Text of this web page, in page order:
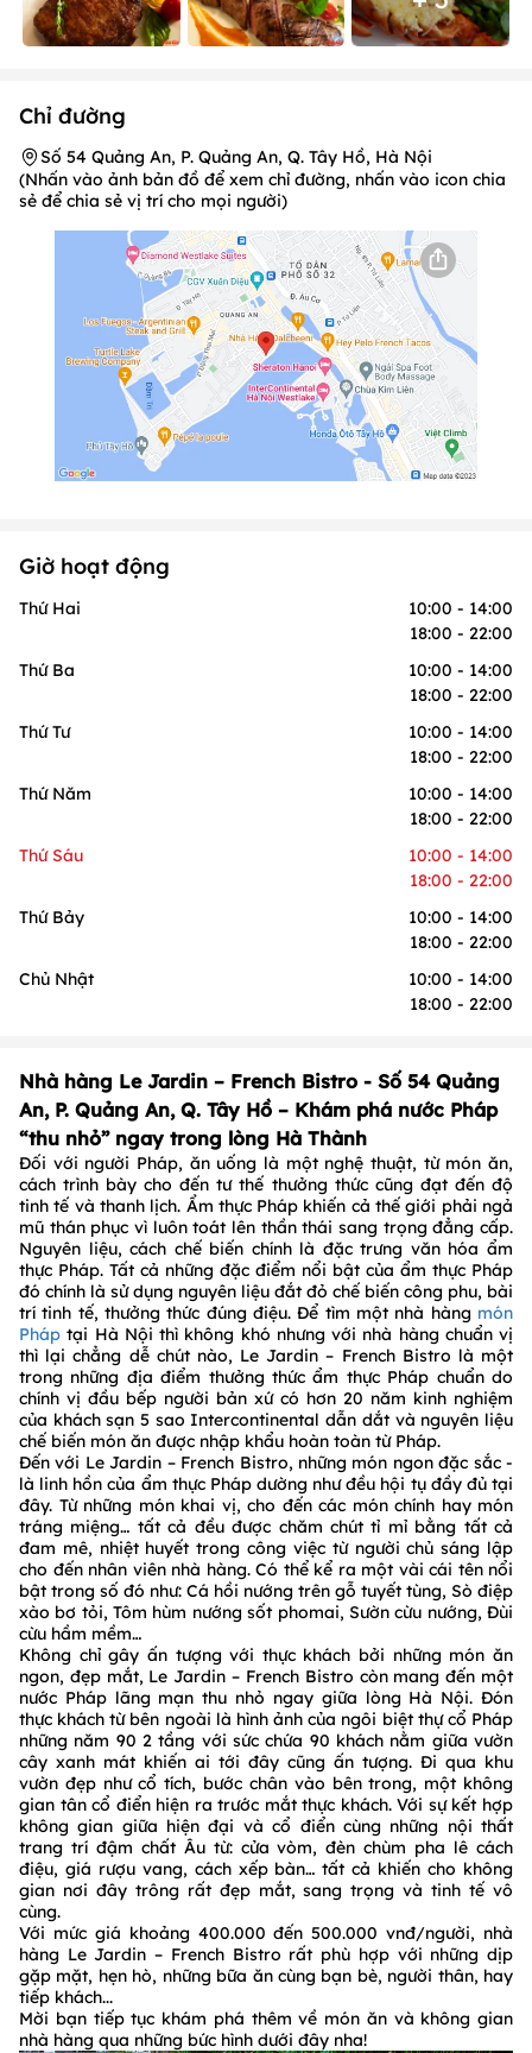
Chỉ đường
Số 54 Quảng An, P. Quảng An, Q. Tây Hồ, Hà Nội
(Nhấn vào ảnh bản đồ để xem chỉ đường, nhấn vào icon chia
sẻ để chia sẻ vị trí cho mọi người)
Giờ hoạt động
Thứ Hai
10:00 - 14:00
18:00 - 22:00
Thứ Ba
10:00 - 14:00
18:00 - 22:00
Thứ Tư
10:00 - 14:00
18:00 - 22:00
Thứ Năm
10:00 - 14:00
18:00 - 22:00
Thứ Sáu
10:00 - 14:00
18:00 - 22:00
Thứ Bảy
10:00 - 14:00
18:00 - 22:00
Chủ Nhật
10:00 - 14:00
18:00 - 22:00
Nhà hàng Le Jardin – French Bistro - Số 54 Quảng
An, P. Quảng An, Q. Tây Hồ – Khám phá nước Pháp
“thu nhỏ” ngay trong lòng Hà Thành
Đối với người Pháp, ăn uống là một nghệ thuật, từ món ăn,
cách trình bày cho đến tư thế thưởng thức cũng đạt đến độ
tinh tế và thanh lịch. Ẩm thực Pháp khiến cả thế giới phải ngả
mũ thán phục vì luôn toát lên thần thái sang trọng đẳng cấp.
Nguyên liệu, cách chế biến chính là đặc trưng văn hóa ẩm
thực Pháp. Tất cả những đặc điểm nổi bật của ẩm thực Pháp
đó chính là sử dụng nguyên liệu đắt đỏ chế biến công phu, bài
trí tinh tế, thưởng thức đúng điệu. Để tìm một nhà hàng món
Pháp tại Hà Nội thì không khó nhưng với nhà hàng chuẩn vị
thì lại chẳng dễ chút nào, Le Jardin – French Bistro là một
trong những địa điểm thưởng thức ẩm thực Pháp chuẩn do
chính vị đầu bếp người bản xứ có hơn 20 năm kinh nghiệm
của khách sạn 5 sao Intercontinental dẫn dắt và nguyên liệu
chế biến món ăn được nhập khẩu hoàn toàn từ Pháp.
Đến với Le Jardin – French Bistro, những món ngon đặc sắc -
là linh hồn của ẩm thực Pháp dường như đều hội tụ đầy đủ tại
đây. Từ những món khai vị, cho đến các món chính hay món
tráng miệng… tất cả đều được chăm chút tỉ mỉ bằng tất cả
đam mê, nhiệt huyết trong công việc từ người chủ sáng lập
cho đến nhân viên nhà hàng. Có thể kể ra một vài cái tên nổi
bật trong số đó như: Cá hồi nướng trên gỗ tuyết tùng, Sò điệp
xào bơ tỏi, Tôm hùm nướng sốt phomai, Sườn cừu nướng, Đùi
cừu hầm mềm…
Không chỉ gây ấn tượng với thực khách bởi những món ăn
ngon, đẹp mắt, Le Jardin – French Bistro còn mang đến một
nước Pháp lãng mạn thu nhỏ ngay giữa lòng Hà Nội. Đón
thực khách từ bên ngoài là hình ảnh của ngôi biệt thự cổ Pháp
những năm 90 2 tầng với sức chứa 90 khách nằm giữa vườn
cây xanh mát khiến ai tới đây cũng ấn tượng. Đi qua khu
vườn đẹp như cổ tích, bước chân vào bên trong, một không
gian tân cổ điển hiện ra trước mắt thực khách. Với sự kết hợp
không gian giữa hiện đại và cổ điển cùng những nội thất
trang trí đậm chất Âu từ: cửa vòm, đèn chùm pha lê cách
điệu, giá rượu vang, cách xếp bàn… tất cả khiến cho không
gian nơi đây trông rất đẹp mắt, sang trọng và tinh tế vô
cùng.
Với mức giá khoảng 400.000 đến 500.000 vnđ/người, nhà
hàng Le Jardin – French Bistro rất phù hợp với những dịp
gặp mặt, hẹn hò, những bữa ăn cùng bạn bè, người thân, hay
tiếp khách...
Mời bạn tiếp tục khám phá thêm về món ăn và không gian
nhà hàng qua những bức hình dưới đây nha!